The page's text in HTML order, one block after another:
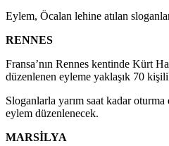
Eylem, Öcalan lehine atılan
RENNES
Fransa’nın Rennes kentinde Kürt
düzenlenen eyleme yaklaşık 70
Sloganlarla yarım saat kadar
eylem düzenlenecek.
MARSİLYA